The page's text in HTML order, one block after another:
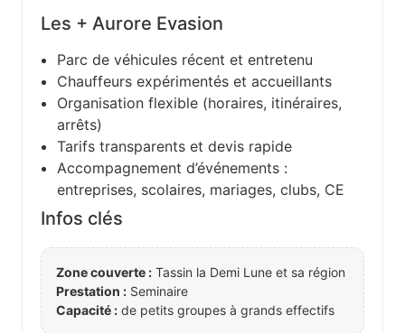
Les + Aurore Evasion
Parc de véhicules récent et entretenu
Chauffeurs expérimentés et accueillants
Organisation flexible (horaires, itinéraires,
arrêts)
Tarifs transparents et devis rapide
Accompagnement d’événements :
entreprises, scolaires, mariages, clubs, CE
Infos clés
Zone couverte : Tassin la Demi Lune et sa région
Prestation : Seminaire
Capacité : de petits groupes à grands effectifs